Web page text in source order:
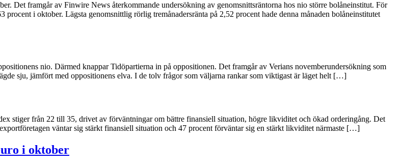
Det framgår av Finwire News återkommande undersökning av genomsnittsräntorna hos nio större bolåneinstitut. För
i oktober. Lägsta genomsnittlig rörlig tremånadersränta på 2,52 procent hade denna månaden bolåneinstitutet
nio. Därmed knappar Tidöpartierna in på oppositionen. Det framgår av Verians novemberundersökning som
sju, jämfört med oppositionens elva. I de tolv frågor som väljarna rankar som viktigast är läget helt […]
stiger från 22 till 35, drivet av förväntningar om bättre finansiell situation, högre likviditet och ökad orderingång. Det
väntar sig stärkt finansiell situation och 47 procent förväntar sig en stärkt likviditet närmaste […]
i oktober